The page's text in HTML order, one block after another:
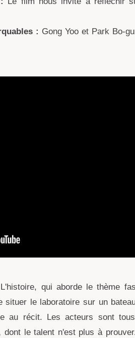
: Gong Yoo et Park Bo-
qui aborde le thème
le laboratoire sur un
au récit. Les acteurs sont
le talent n'est plus à